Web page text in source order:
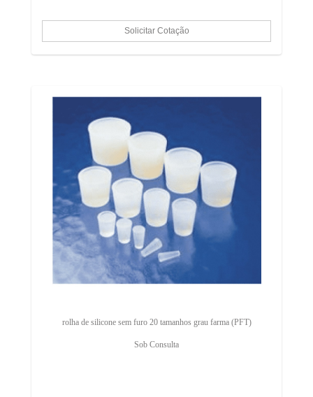
rolha de silicone sem furo 20 tamanhos grau farma (PFT)
Sob Consulta